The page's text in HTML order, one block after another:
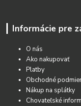
Informácie pre
O nás
Ako nakupovať
Platby
Obchodné
Nákup na splátky
Chovateľské